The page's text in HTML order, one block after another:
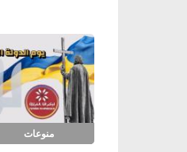
منوعات